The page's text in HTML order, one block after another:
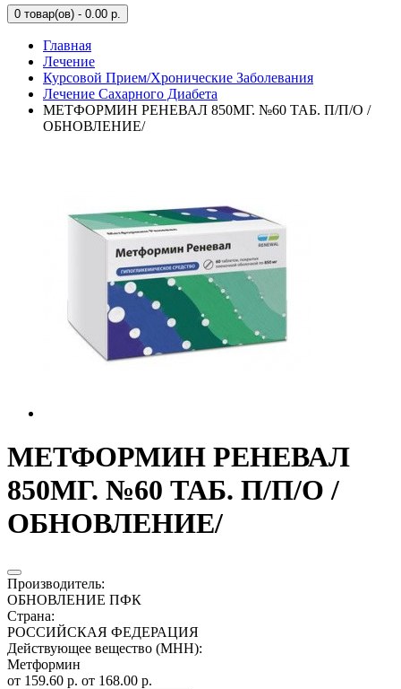
0 товар(ов) - 0.00 р.
Главная
Лечение
Курсовой Прием/Хронические Заболевания
Лечение Сахарного Диабета
МЕТФОРМИН РЕНЕВАЛ 850МГ. №60 ТАБ. П/П/О /
ОБНОВЛЕНИЕ/
МЕТФОРМИН РЕНЕВАЛ
850МГ. №60 ТАБ. П/П/О /
ОБНОВЛЕНИЕ/
Производитель:
ОБНОВЛЕНИЕ ПФК
Страна:
РОССИЙСКАЯ ФЕДЕРАЦИЯ
Действующее вещество (МНН):
Метформин
от 159.60 р. от 168.00 р.